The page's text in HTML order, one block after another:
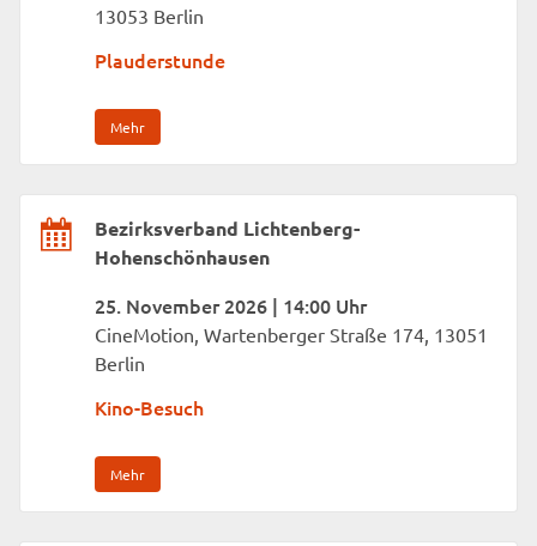
13053 Berlin
Plauderstunde
Mehr
Bezirksverband Lichtenberg-
Hohenschönhausen
25. November 2026 | 14:00 Uhr
CineMotion, Wartenberger Straße 174, 13051
Berlin
Kino-Besuch
Mehr